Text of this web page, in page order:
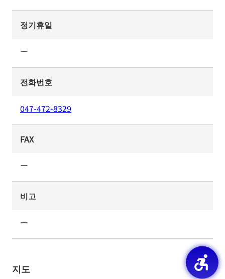
정기휴일
ー
전화번호
047-472-8329
FAX
ー
비고
ー
지도